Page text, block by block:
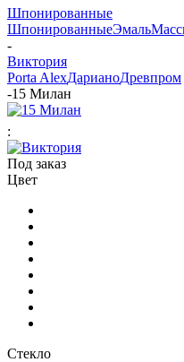
Шпонированные
ШпонированныеЭмаль
-
Виктория
Porta AlexДарианоДревпром
-15 Милан
:
Под заказ
Цвет
Стекло